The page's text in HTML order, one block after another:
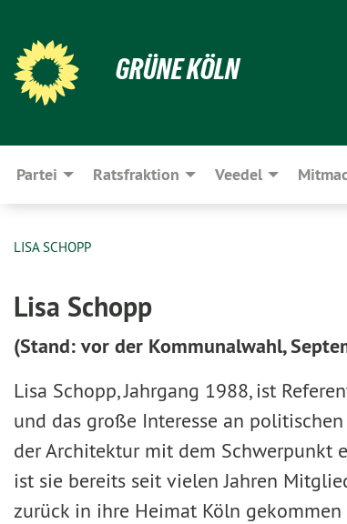
GRÜNE KÖLN
Partei Ratsfraktion Veedel
LISA SCHOPP
Lisa Schopp
(Stand: vor der Kommunalwahl,
Lisa Schopp, Jahrgang 1988, ist
und das große Interesse an
der Architektur mit dem Schwerpunkt
ist sie bereits seit vielen Jahren
zurück in ihre Heimat Köln